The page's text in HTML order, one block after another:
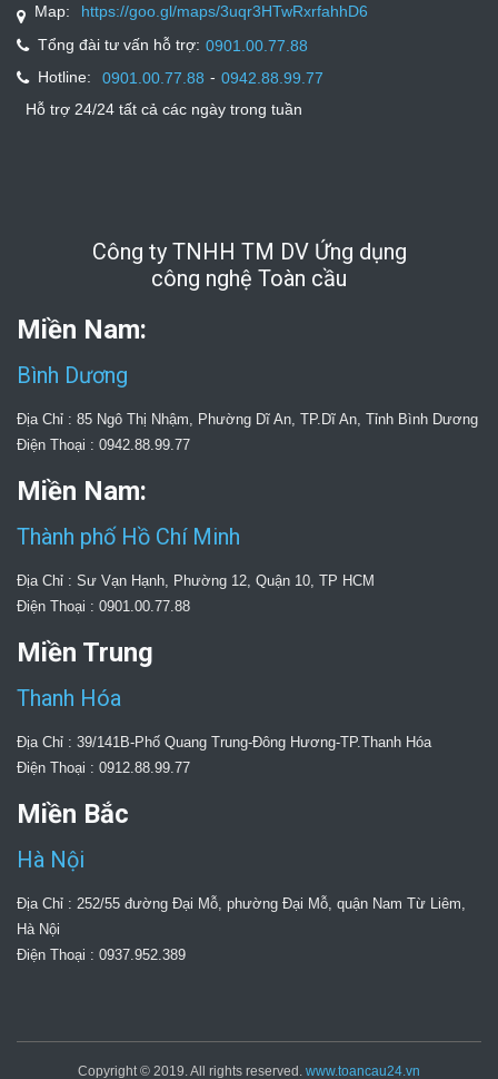
Map:
https://goo.gl/maps/3uqr3HTwRxrfahhD6
Tổng đài tư vấn hỗ trợ: 0901.00.77.88
Hotline:
0901.00.77.88 - 0942.88.99.77
Hỗ trợ 24/24 tất cả các ngày trong tuần
Công ty TNHH TM DV Ứng dụng
công nghệ Toàn cầu
Miền Nam:
Bình Dương
Địa Chỉ : 85 Ngô Thị Nhậm, Phường Dĩ An, TP.Dĩ An, Tỉnh Bình Dương
Điện Thoại : 0942.88.99.77
Miền Nam:
Thành phố Hồ Chí Minh
Địa Chỉ : Sư Vạn Hạnh, Phường 12, Quận 10, TP HCM
Điện Thoại : 0901.00.77.88
Miền Trung
Thanh Hóa
Địa Chỉ : 39/141B-Phố Quang Trung-Đông Hương-TP.Thanh Hóa
Điện Thoại : 0912.88.99.77
Miền Bắc
Hà Nội
Địa Chỉ : 252/55 đường Đại Mỗ, phường Đại Mỗ, quận Nam Từ Liêm,
Hà Nội
Điện Thoại : 0937.952.389
Copyright © 2019. All rights reserved. www.toancau24.vn